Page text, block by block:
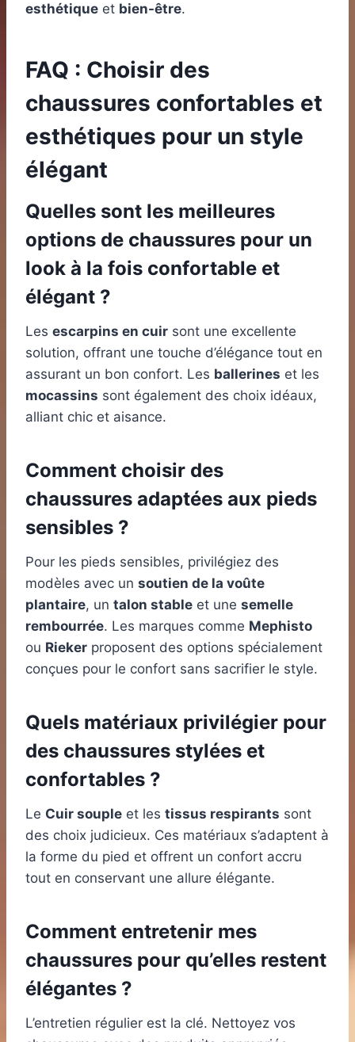
esthétique et bien-être.
FAQ : Choisir des
chaussures confortables et
esthétiques pour un style
élégant
Quelles sont les meilleures
options de chaussures pour un
look à la fois confortable et
élégant ?
Les escarpins en cuir sont une excellente
solution, offrant une touche d’élégance tout en
assurant un bon confort. Les ballerines et les
mocassins sont également des choix idéaux,
alliant chic et aisance.
Comment choisir des
chaussures adaptées aux pieds
sensibles ?
Pour les pieds sensibles, privilégiez des
modèles avec un soutien de la voûte
plantaire, un talon stable et une semelle
rembourrée. Les marques comme Mephisto
ou Rieker proposent des options spécialement
conçues pour le confort sans sacrifier le style.
Quels matériaux privilégier pour
des chaussures stylées et
confortables ?
Le Cuir souple et les tissus respirants sont
des choix judicieux. Ces matériaux s’adaptent à
la forme du pied et offrent un confort accru
tout en conservant une allure élégante.
Comment entretenir mes
chaussures pour qu’elles restent
élégantes ?
L’entretien régulier est la clé. Nettoyez vos